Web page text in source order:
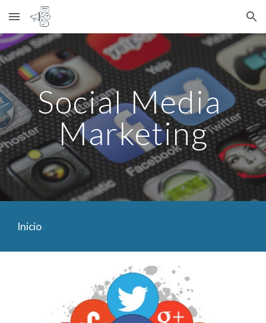
Skip to main content Skip to navigation
Social Media
Marketing
Inicio